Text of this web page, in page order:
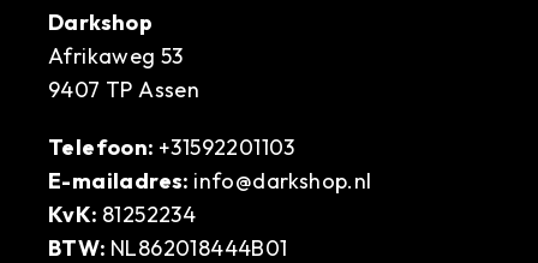
Darkshop
Afrikaweg 53
9407 TP Assen
Telefoon: +31592201103
E-mailadres: info@darkshop.nl
KvK: 81252234
BTW: NL862018444B01